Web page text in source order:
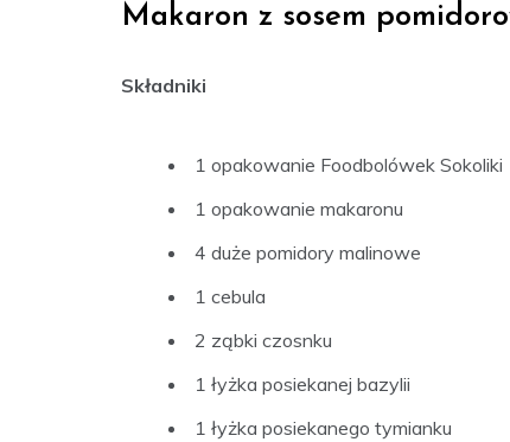
Makaron z sosem
Składniki
1 opakowanie Foodbolówek Sokoliki
1 opakowanie makaronu
4 duże pomidory malinowe
1 cebula
2 ząbki czosnku
1 łyżka posiekanej bazylii
1 łyżka posiekanego tymianku